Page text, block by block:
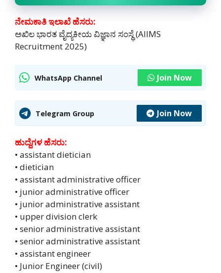
ನೇಮಕಾತಿ ಇಲಾಖೆ ಹೆಸರು:
ಅಖಿಲ ಭಾರತ ವೈದ್ಯಕೀಯ ವಿಜ್ಞಾನ ಸಂಸ್ಥೆ (AIIMS
Recruitment 2025)
WhatsApp Channel Join Now
Telegram Group Join Now
ಹುದ್ದೆಗಳ ಹೆಸರು:
• assistant dietician
• dietician
• assistant administrative officer
• junior administrative officer
• junior administrative assistant
• upper division clerk
• senior administrative assistant
• senior administrative assistant
• assistant engineer
• Junior Engineer (civil)